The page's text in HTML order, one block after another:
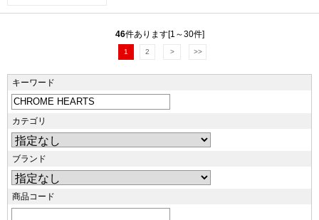
46件あります[1～30件]
1 2 > >>
キーワード
カテゴリ
ブランド
商品コード